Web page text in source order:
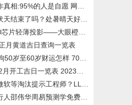
:95%的人是自愿 网友：这就是人性
束了吗？处暑晴天好还是下雨好？
轻薄投影——大眼橙X7D Pro它终于来了
月黄道吉日查询一览表
至60岁财运怎样 70年属狗51岁财运
吉日一览表 2023年2月开工大吉日子
示工程师？LLM与进化算法结合，创造超强提示优化器
伟华周易预测学免费四柱八字算命